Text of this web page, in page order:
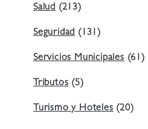
Salud (213)
Seguridad (131)
Servicios Municipales (61)
Tributos (5)
Turismo y Hoteles (20)